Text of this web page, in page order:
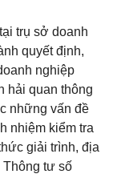
trụ sở doanh
quyết định,
nghiệp
hải quan thông
những vấn đề
nhiệm kiểm tra
giải trình, địa
Thông tư số